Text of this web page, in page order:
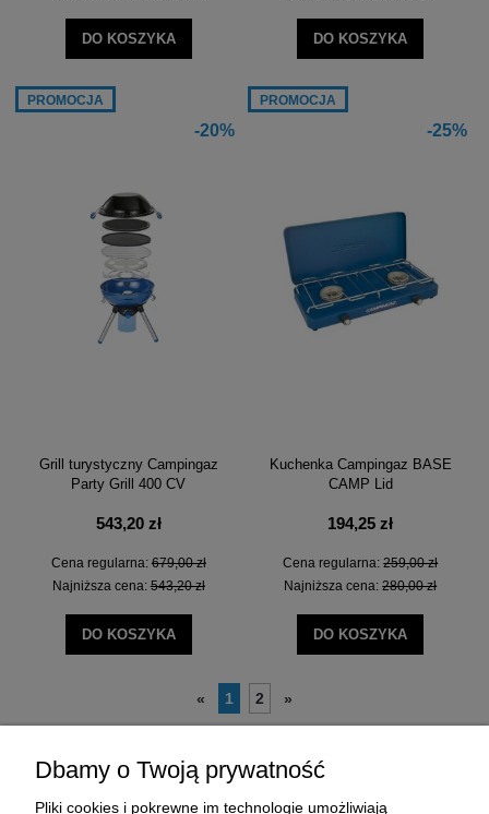
DO KOSZYKA DO KOSZYKA
-20%
Grill turystyczny Campingaz
Party Grill 400 CV
543,20 zł
Cena regularna:679,00 zł
Najniższa cena:543,20 zł
DO KOSZYKA
PROMOCJA
-25%
Kuchenka Campingaz BASE
CAMP Lid
194,25 zł
Cena regularna:259,00 zł
Najniższa cena:280,00 zł
DO KOSZYKA
PROMOCJA
« 1 2 »
Dbamy o Twoją prywatność
Pliki cookies i pokrewne im technologie umożliwiają